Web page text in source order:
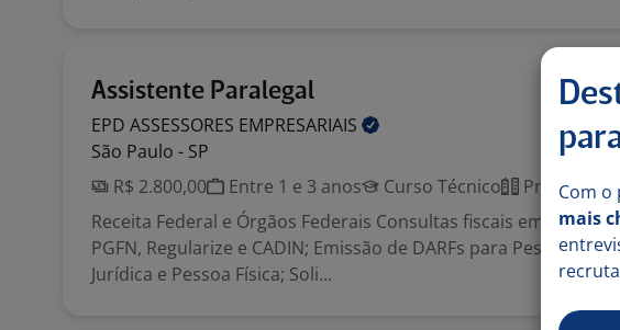
Assistente Paralegal 11
EPD ASSESSORES EMPRESARIAIS
São Paulo - SP
R$ 2.800,00
Entre 1 e 3 anos Curso Técnico
Presencial
Receita Federal e Órgãos Federais Consultas fiscais em e-CAC,
PGFN, Regularize e CADIN; Emissão de DARFs para Pessoa
Jurídica e Pessoa Física; Soli...
Com o
mais